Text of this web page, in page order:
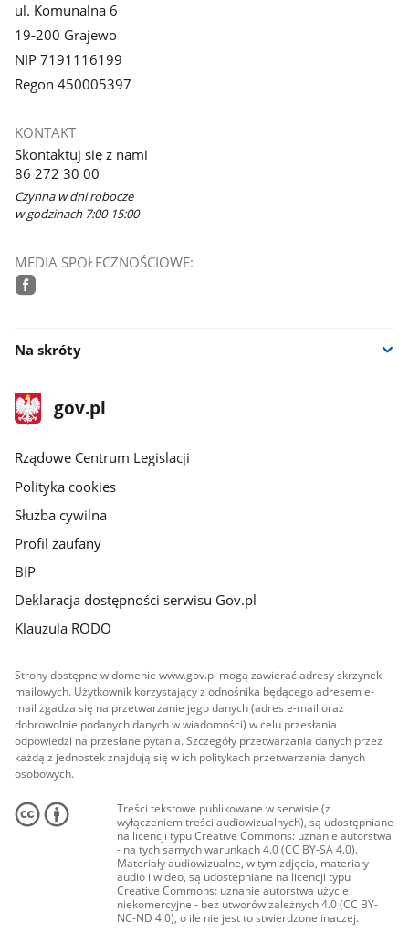
ul. Komunalna 6
19-200 Grajewo
NIP 7191116199
Regon 450005397
KONTAKT
Skontaktuj się z nami
86 272 30 00
Czynna w dni robocze
w godzinach 7:00-15:00
MEDIA SPOŁECZNOŚCIOWE:
Na skróty
stopka
gov.plStrona
gov.pl
Rządowe Centrum Legislacji
Polityka cookies
Służba cywilna
Profil zaufany
BIP
Deklaracja dostępności serwisu Gov.pl
Klauzula RODO
Strony dostępne w domenie www.gov.pl mogą zawierać adresy skrzynek
mailowych. Użytkownik korzystający z odnośnika będącego adresem e-
mail zgadza się na przetwarzanie jego danych (adres e-mail oraz
dobrowolnie podanych danych w wiadomości) w celu przesłania
odpowiedzi na przesłane pytania. Szczegóły przetwarzania danych przez
każdą z jednostek znajdują się w ich politykach przetwarzania danych
osobowych.
Treści tekstowe publikowane w serwisie (z
wyłączeniem treści audiowizualnych), są udostępniane
na licencji typu Creative Commons: uznanie autorstwa
- na tych samych warunkach 4.0 (CC BY-SA 4.0).
Materiały audiowizualne, w tym zdjęcia, materiały
audio i wideo, są udostępniane na licencji typu
Creative Commons: uznanie autorstwa użycie
niekomercyjne - bez utworów zależnych 4.0 (CC BY-
NC-ND 4.0), o ile nie jest to stwierdzone inaczej.